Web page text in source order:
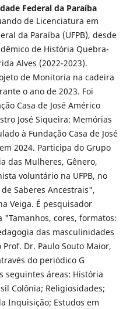
Federal da Paraíba
de Licenciatura em
da Paraíba (UFPB), desde
de História Quebra-
Alves (2022-2023).
de Monitoria na cadeira
o ano de 2023. Foi
Casa de José Américo
José Siqueira: Memórias
à Fundação Casa de José
em 2024. Participa do Grupo
das Mulheres, Gênero,
voluntário na UFPB, no
Saberes Ancestrais",
Veiga. É pesquisador
"Tamanhos, cores, formatos:
das masculinidades
Dr. Paulo Souto Maior,
do periódico G
seguintes áreas: História
Colônia; Religiosidades;
Inquisição; Estudos em